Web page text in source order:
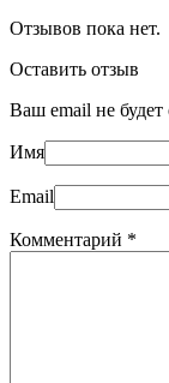
Отзывов пока нет.
Оставить отзыв
Ваш email не будет
Имя
Email
Комментарий *